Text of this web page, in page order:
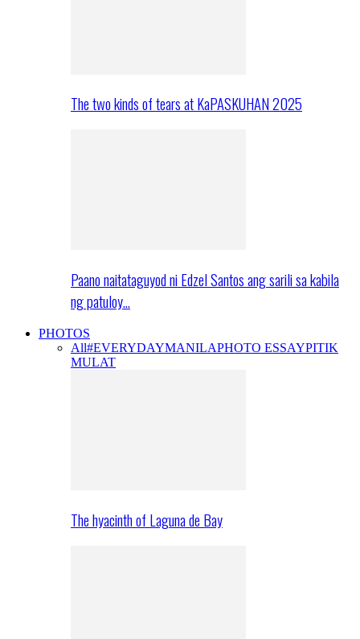
The two kinds of tears at KaPASKUHAN 2025
Paano naitataguyod ni Edzel Santos ang sarili sa kabila
ng patuloy…
PHOTOS
All#EVERYDAYMANILAPHOTO ESSAYPITIK
MULAT
The hyacinth of Laguna de Bay